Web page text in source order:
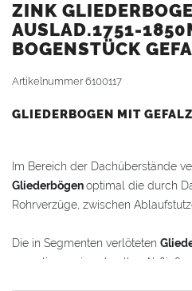
ZINK
AUSLAD.1751-
BOGENSTÜCK
Artikelnummer6100117
GLIEDERBOGEN MIT
Im Bereich der Dachüberstände
Gliederbögenoptimal die durch
Rohrverzüge, zwischen
Die in Segmenten verlöteten
garantieren ein schnelles